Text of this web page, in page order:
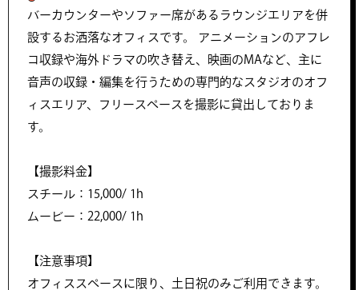
バーカウンターやソファー席があるラウンジエリアを併
設するお洒落なオフィスです。 アニメーションのアフレ
コ収録や海外ドラマの吹き替え、映画のMAなど、主に
音声の収録・編集を行うための専門的なスタジオのオフ
ィスエリア、フリースペースを撮影に貸出しておりま
す。
【撮影料金】
スチール：15,000/ 1h
ムービー：22,000/ 1h
【注意事項】
オフィススペースに限り、土日祝のみご利用できます。